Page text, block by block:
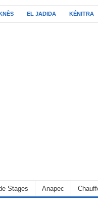
EL JADIDA KÉNITRA
Stages Anapec